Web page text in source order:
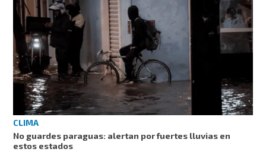
CLIMA
No guardes paraguas: alertan por fuertes lluvias en
estos estados